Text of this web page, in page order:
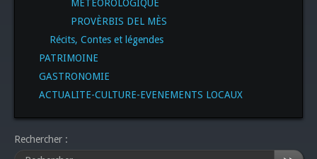
METEOROLOGIQUE
PROVÈRBIS DEL MÈS
Récits, Contes et légendes
PATRIMOINE
GASTRONOMIE
ACTUALITE-CULTURE-EVENEMENTS LOCAUX
Rechercher :